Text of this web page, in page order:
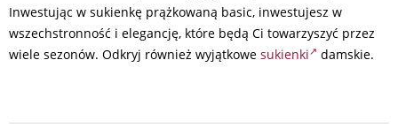
Inwestując w sukienkę prążkowaną basic, inwestujesz w
wszechstronność i elegancję, które będą Ci towarzyszyć przez
wiele sezonów. Odkryj również wyjątkowe sukienki damskie.